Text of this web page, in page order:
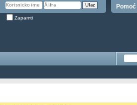
Pomoć
Zapamti